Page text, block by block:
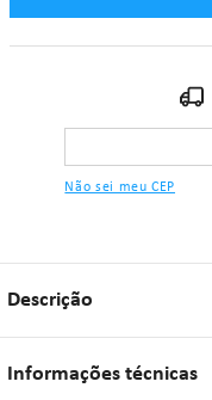
Assento injetado
conforto;
Encosto em tela
Capacidade 160 kg;
"Se algum dos itens acima
Não sei meu CEP
Descrição
Informações técnicas